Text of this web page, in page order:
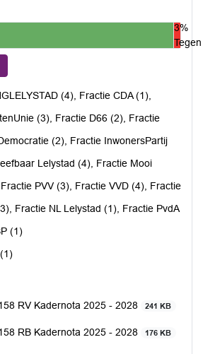
3%
Tegen
(4), Fractie CDA (1),
(3), Fractie D66 (2), Fractie
(2), Fractie InwonersPartij
Lelystad (4), Fractie Mooi
PVV (3), Fractie VVD (4), Fractie
Fractie NL Lelystad (1), Fractie PvdA
(1)
RV Kadernota 2025 - 2028
241 KB
RB Kadernota 2025 - 2028 176 KB